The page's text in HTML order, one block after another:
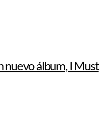
nuevo álbum, I Must